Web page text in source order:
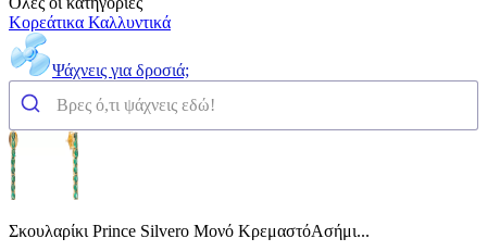
Κορεάτικα Καλλυντικά
Ψάχνεις για δροσιά;
Σκουλαρίκι Prince Silvero Μονό ΚρεμαστόΑσήμι...